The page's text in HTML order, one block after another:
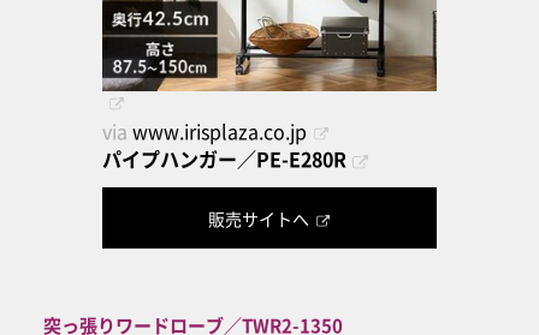
via www.irisplaza.co.jp
パイプハンガー／PE-E280R
販売サイトへ
突っ張りワードローブ／TWR2-1350